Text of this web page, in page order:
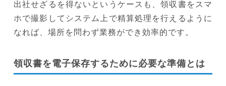
出社せざるを得ないというケースも、領収書をスマ
ホで撮影してシステム上で精算処理を行えるように
なれば、場所を問わず業務ができ効率的です。
領収書を電子保存するために必要な準備とは